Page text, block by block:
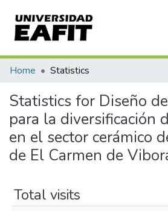
Communities & Collections
All of DSpace
Home Statistics
Statistics for Diseño
para la diversificación
en el sector cerámico
de El Carmen de
Total visits